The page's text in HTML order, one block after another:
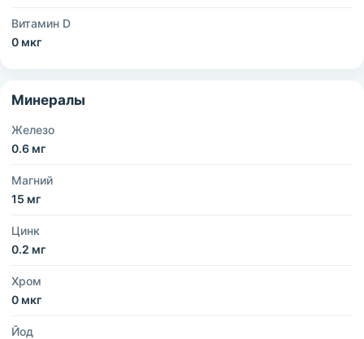
Витамин D
0 мкг
Минералы
Железо
0.6 мг
Магний
15 мг
Цинк
0.2 мг
Хром
0 мкг
Йод